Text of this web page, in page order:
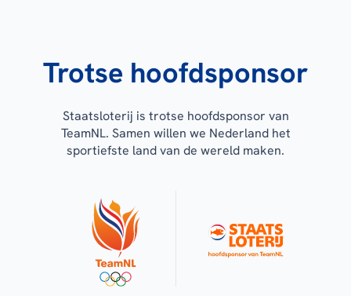
Trotse hoofdsponsor
Staatsloterij is trotse hoofdsponsor van
TeamNL. Samen willen we Nederland het
sportiefste land van de wereld maken.